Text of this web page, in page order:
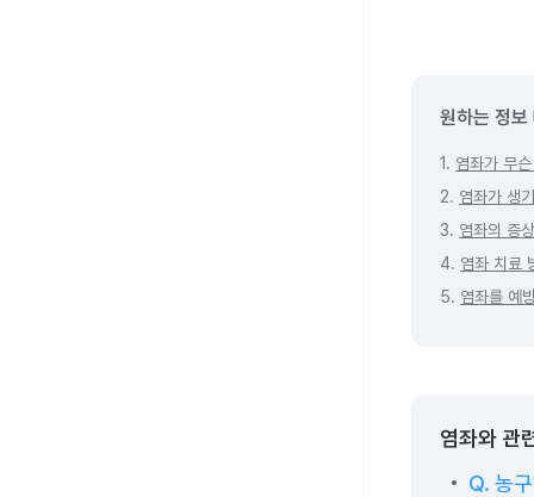
원하는 정보
1. 염좌가 무
2. 염좌가 생
3. 염좌의 증
4. 염좌 치료
5. 염좌를 예
염좌와 관
Q. 농